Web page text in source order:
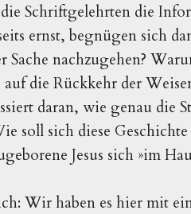
Schriftgelehrten die
ernst, begnügen sich
Sache nachzugehen?
die Rückkehr der
daran, wie genau die
soll sich diese
Jesus sich »im
Wir haben es hier mit